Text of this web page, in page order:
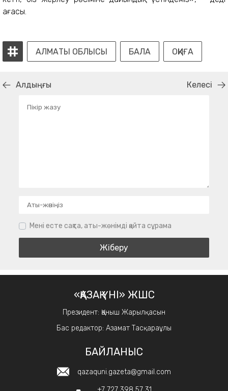
ағасы.
АЛМАТЫ ОБЛЫСЫ БАЛА ОҚИҒА
Алдыңғы Келесі
Мені есте сақта, аты-жөнімді қайта сұрама
«ҚАЗАҚ ҮНІ» ЖШС
Президент: Қаныш Жарылқасын
Бас редактор: Азамат Тасқараұлы
БАЙЛАНЫС
qazaquni.gazeta@gmail.com